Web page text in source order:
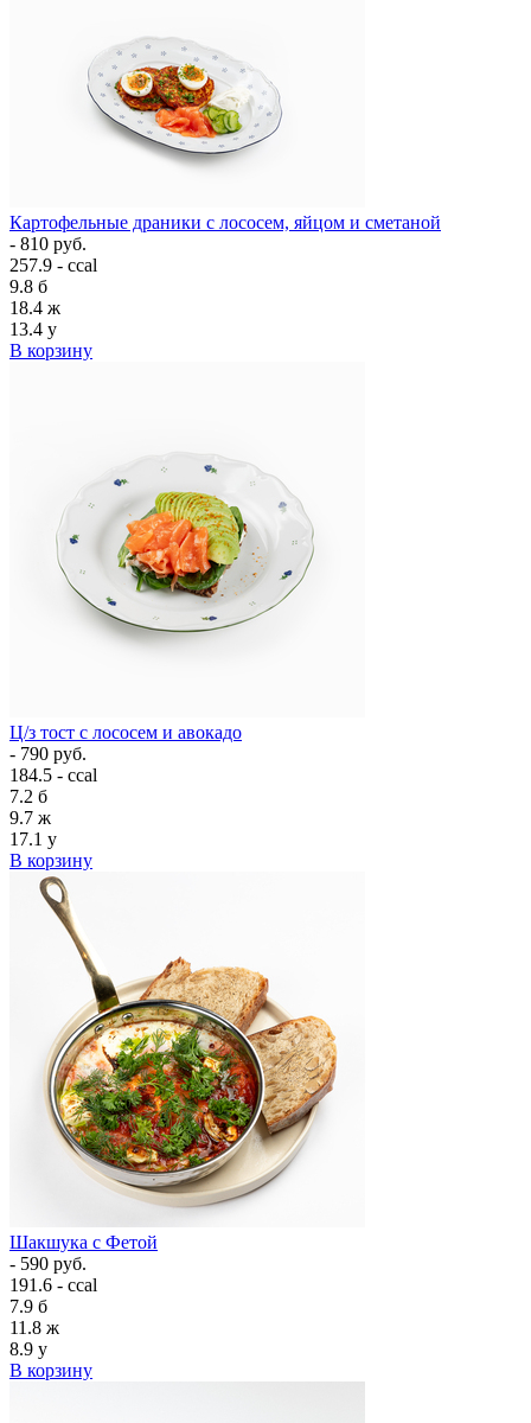
Картофельные драники с лососем, яйцом и сметаной
- 810 руб.
257.9 - ccal
9.8 б
18.4 ж
13.4 у
В корзину
Ц/з тост с лососем и авокадо
- 790 руб.
184.5 - ccal
7.2 б
9.7 ж
17.1 у
В корзину
Шакшука с Фетой
- 590 руб.
191.6 - ccal
7.9 б
11.8 ж
8.9 у
В корзину